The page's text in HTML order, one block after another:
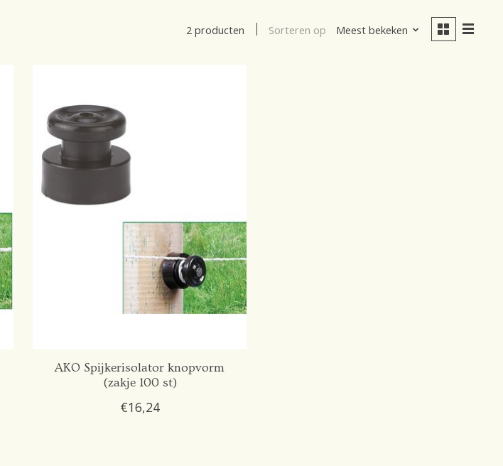
2 producten Sorteren op Meest bekeken
AKO Spijkerisolator knopvorm
(zakje 100 st)
€16,24